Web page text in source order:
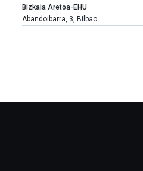
más,
Bilbao
la
Bizkaia Aretoa-EHU
Abandoibarra, 3, Bilbao